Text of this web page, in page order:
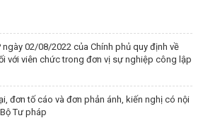
02/08/2022 của Chính phủ quy định về
với viên chức trong đơn vị sự nghiệp công lập
đơn tố cáo và đơn phản ánh, kiến nghị có nội
Tư pháp